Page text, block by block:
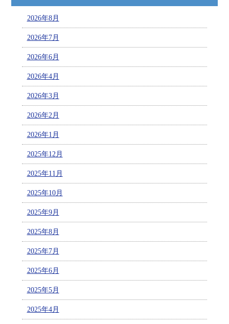
2026年8月
2026年7月
2026年6月
2026年4月
2026年3月
2026年2月
2026年1月
2025年12月
2025年11月
2025年10月
2025年9月
2025年8月
2025年7月
2025年6月
2025年5月
2025年4月